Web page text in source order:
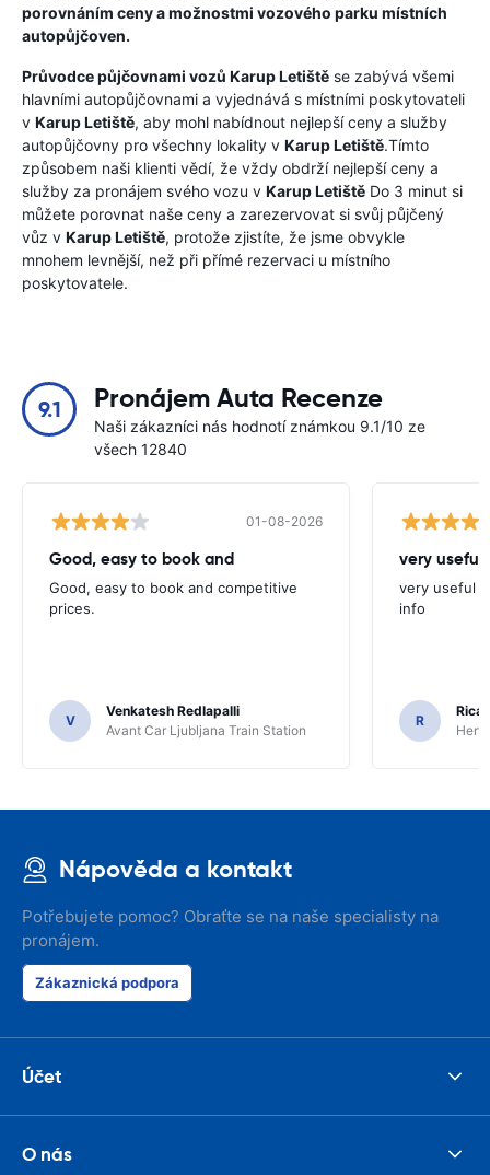
porovnáním ceny a možnostmi vozového parku místních
autopůjčoven.
Průvodce půjčovnami vozů Karup Letiště se zabývá všemi
hlavními autopůjčovnami a vyjednává s místními poskytovateli
v Karup Letiště, aby mohl nabídnout nejlepší ceny a služby
autopůjčovny pro všechny lokality v Karup Letiště.Tímto
způsobem naši klienti vědí, že vždy obdrží nejlepší ceny a
služby za pronájem svého vozu v Karup Letiště Do 3 minut si
můžete porovnat naše ceny a zarezervovat si svůj půjčený
vůz v Karup Letiště, protože zjistíte, že jsme obvykle
mnohem levnější, než při přímé rezervaci u místního
poskytovatele.
9.1 Pronájem Auta Recenze
Naši zákazníci nás hodnotí známkou 9.1/10 ze
všech 12840
01-08-2026
Good, easy to book and
Good, easy to book and competitive
prices.
V
Venkatesh Redlapalli
Avant Car Ljubljana Train Station
very useful
very useful
info
R
Nápověda a kontakt
Potřebujete pomoc? Obraťte se na naše specialisty na
pronájem.
Zákaznická podpora
Účet
O nás